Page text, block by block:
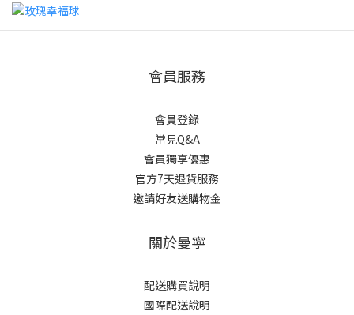
會員服務
會員登錄
常見Q&A
會員獨享優惠
官方7天退貨服務
邀請好友送購物金
關於曼寧
配送購買說明
國際配送說明